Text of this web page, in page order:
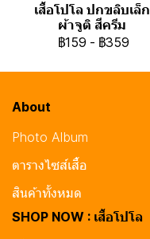
เสื้อโปโล ปกขลิบเล็ก
ผ้าจูติ สีครีม
฿159 - ฿359
About
Photo Album
ตารางไซส์เสื้อ
สินค้าทั้งหมด
SHOP NOW : เสื้อโปโล